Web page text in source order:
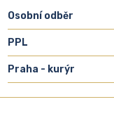
Osobní odběr
PPL
Praha - kurýr